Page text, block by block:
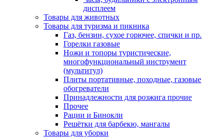
дисплеем
Товары для животных
Товары для туризма и пикника
Газ, бензин, сухое горючее, спички и пр.
Горелки газовые
Ножи и топоры туристические,
многофункциональный инструмент
(мультитул)
Плиты портативные, походные, газовые
обогреватели
Принадлежности для розжига прочие
Прочее
Рации и Бинокли
Решётки для барбекю, мангалы
Товары для уборки